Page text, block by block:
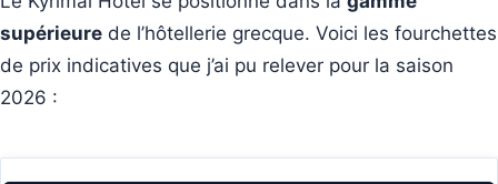
supérieure de l’hôtellerie grecque. Voici les fourchettes
de prix indicatives que j’ai pu relever pour la saison
2026 :